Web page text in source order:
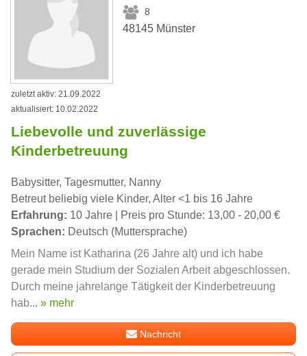
8
48145 Münster
zuletzt aktiv: 21.09.2022
aktualisiert: 10.02.2022
Liebevolle und zuverlässige
Kinderbetreuung
Babysitter, Tagesmutter, Nanny
Betreut beliebig viele Kinder, Alter <1 bis 16 Jahre
Erfahrung: 10 Jahre | Preis pro Stunde: 13,00 - 20,00 €
Sprachen: Deutsch (Muttersprache)
Mein Name ist Katharina (26 Jahre alt) und ich habe
gerade mein Studium der Sozialen Arbeit abgeschlossen.
Durch meine jahrelange Tätigkeit der Kinderbetreuung
hab... » mehr
Nachricht